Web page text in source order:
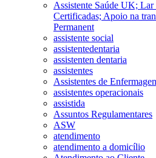
Assistente Saúde UK; Lar
Certificadas; Apoio na
Permanent
assistente social
assistentedentaria
assistenten dentaria
assistentes
Assistentes de
assistentes operacionais
assistida
Assuntos Regulamentares
ASW
atendimento
atendimento a domicílio